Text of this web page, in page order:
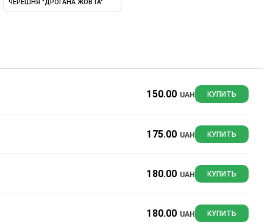
ЧЕРЕШНЯ "ДРОГАНА ЖОВТА"
150.00 UAH КУПИТЬ
175.00 UAH КУПИТЬ
180.00 UAH КУПИТЬ
180.00 UAH КУПИТЬ